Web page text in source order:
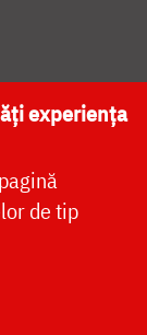
MEDIA
experiența
de tip